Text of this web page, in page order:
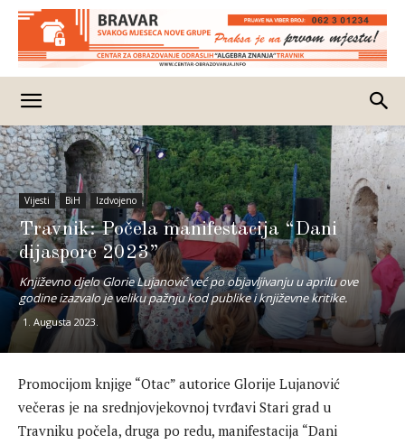
Vijesti BiH Izdvojeno
Travnik: Počela manifestacija “Dani
dijaspore 2023”
Književno djelo Glorie Lujanović već po objavljivanju u aprilu ove
godine izazvalo je veliku pažnju kod publike i književne kritike.
1. Augusta 2023.
Promocijom knjige “Otac” autorice Glorije Lujanović
večeras je na srednjovjekovnoj tvrđavi Stari grad u
Travniku počela, druga po redu, manifestacija “Dani